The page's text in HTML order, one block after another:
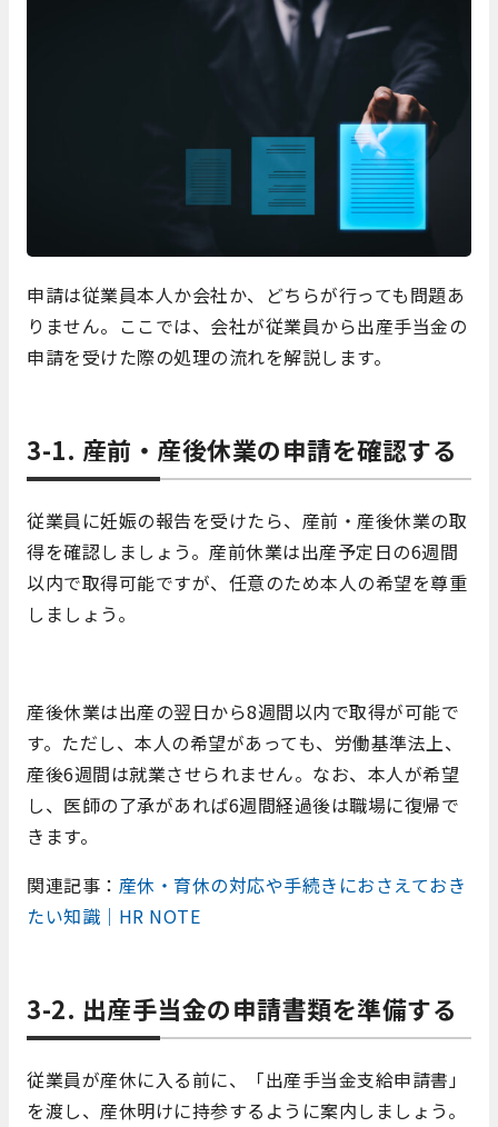
申請は従業員本人か会社か、どちらが行っても問題あ
りません。ここでは、会社が従業員から出産手当金の
申請を受けた際の処理の流れを解説します。
3-1. 産前・産後休業の申請を確認する
従業員に妊娠の報告を受けたら、産前・産後休業の取
得を確認しましょう。産前休業は出産予定日の6週間
以内で取得可能ですが、任意のため本人の希望を尊重
しましょう。
産後休業は出産の翌日から8週間以内で取得が可能で
す。ただし、本人の希望があっても、労働基準法上、
産後6週間は就業させられません。なお、本人が希望
し、医師の了承があれば6週間経過後は職場に復帰で
きます。
関連記事： 産休・育休の対応や手続きにおさえておき
たい知識｜HR NOTE
3-2. 出産手当金の申請書類を準備する
従業員が産休に入る前に、「出産手当金支給申請書」
を渡し、産休明けに持参するように案内しましょう。